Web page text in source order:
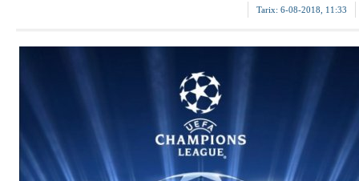
Tarix: 6-08-2018, 11:33